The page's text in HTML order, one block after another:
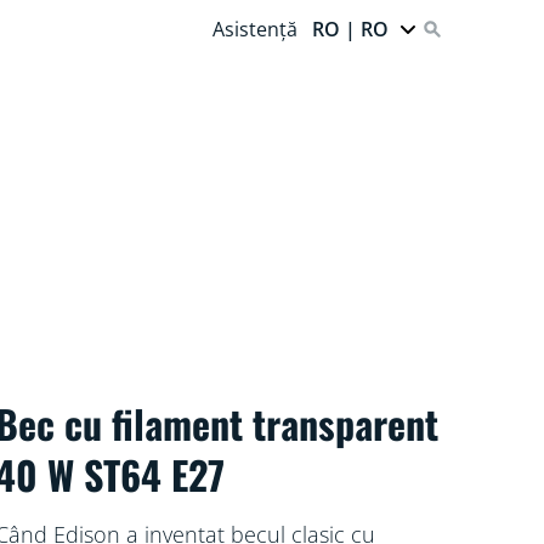
Asistență RO | RO
cu filament transparent
W ST64 E27
Edison a inventat becul clasic cu